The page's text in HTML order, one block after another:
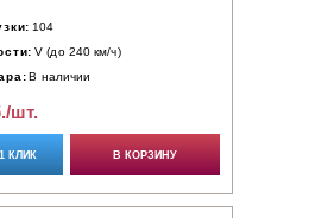
104
V (до 240 км/ч)
В наличии
шт.
КЛИК В КОРЗИНУ